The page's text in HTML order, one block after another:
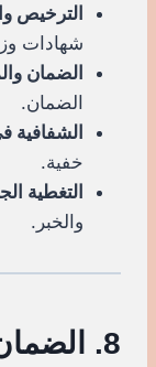
الترخيص
شهادات
الضمان
الضمان.
الشفافية
خفية.
التغطية
والخبر.
8.